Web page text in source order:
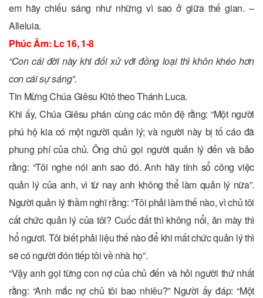
em hãy chiếu sáng như những vì sao ở giữa thế gian. –
Alleluia.
Phúc Âm: Lc 16, 1-8
“Con cái đời này khi đối xử với đồng loại thì khôn khéo hơn
con cái sự sáng”.
Tin Mừng Chúa Giêsu Kitô theo Thánh Luca.
Khi ấy, Chúa Giêsu phán cùng các môn đệ rằng: “Một người
phú hộ kia có một người quản lý; và người này bị tố cáo đã
phung phí của chủ. Ông chủ gọi người quản lý đến và bảo
rằng: “Tôi nghe nói anh sao đó. Anh hãy tính sổ công việc
quản lý của anh, vì từ nay anh không thể làm quản lý nữa”.
Người quản lý thầm nghĩ rằng: “Tôi phải làm thế nào, vì chủ tôi
cất chức quản lý của tôi? Cuốc đất thì không nổi, ăn mày thì
hổ ngươi. Tôi biết phải liệu thế nào để khi mất chức quản lý thì
sẽ có người đón tiếp tôi về nhà họ”.
“Vậy anh gọi từng con nợ của chủ đến và hỏi người thứ nhất
rằng: “Anh mắc nợ chủ tôi bao nhiêu?” Người ấy đáp: “Một